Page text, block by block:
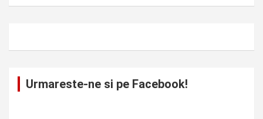
Urmareste-ne si pe Facebook!